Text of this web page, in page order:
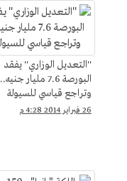
''التعديل الوزاري'' يفقد
البورصة 7.6 مليار جنيه..
وتراجع قياسي للسيولة
26 فبراير 2014 4:28 م